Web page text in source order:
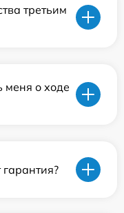
третьим
меня о ходе